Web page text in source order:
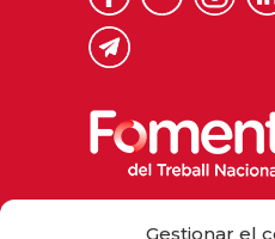
Gestionar el